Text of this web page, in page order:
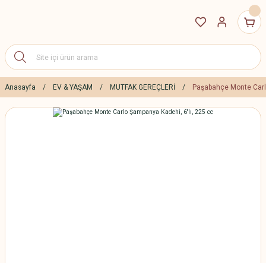
Anasayfa EV & YAŞAM MUTFAK GEREÇLERİ Paşabahçe Monte